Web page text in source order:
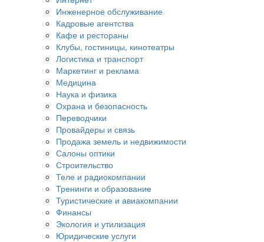
Инженерное обслуживание
Кадровые агентства
Кафе и рестораны
Клубы, гостиницы, кинотеатры
Логистика и транспорт
Маркетинг и реклама
Медицина
Наука и физика
Охрана и безопасность
Переводчики
Провайдеры и связь
Продажа земель и недвижимости
Салоны оптики
Строительство
Теле и радиокомпании
Тренинги и образование
Туристические и авиакомпании
Финансы
Экология и утилизация
Юридические услуги